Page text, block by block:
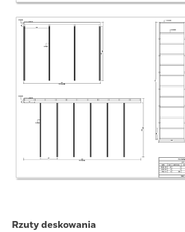
Rzuty deskowania